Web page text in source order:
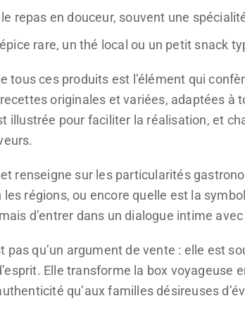
repas en douceur, souvent une
rare, un thé local ou un petit snack
tous ces produits est l’élément qui
originales et variées, adaptées à
illustrée pour faciliter la réalisation, et
renseigne sur les particularités
régions, ou encore quelle est la
d’entrer dans un dialogue intime
pas qu’un argument de vente : elle est
Elle transforme la box voyageuse
qu’aux familles désireuses